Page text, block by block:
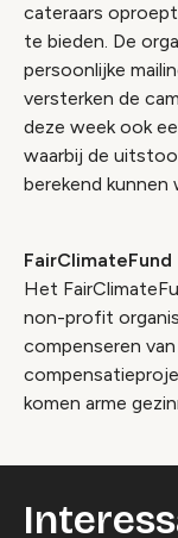
cateraars
te bieden. De
persoonlijke
versterken de
deze week ook
waarbij de
berekend kunnen
FairClimateFund
Het
non-profit
compenseren
komen arme